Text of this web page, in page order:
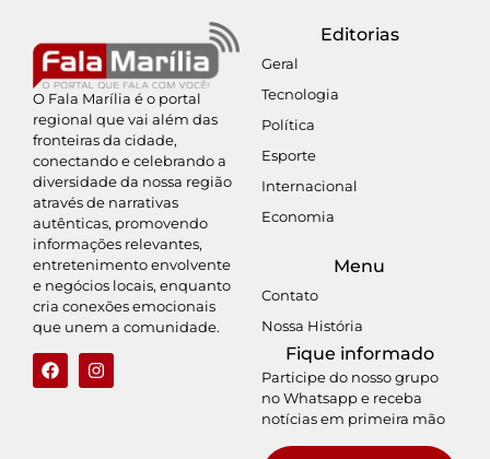
O Fala Marília é o portal
regional que vai além das
fronteiras da cidade,
conectando e celebrando a
diversidade da nossa região
através de narrativas
autênticas, promovendo
informações relevantes,
entretenimento envolvente
e negócios locais, enquanto
cria conexões emocionais
que unem a comunidade.
Editorias
Geral
Tecnologia
Política
Esporte
Internacional
Economia
Menu
Contato
Nossa História
Fique informado
Participe do nosso grupo
no Whatsapp e receba
notícias em primeira mão